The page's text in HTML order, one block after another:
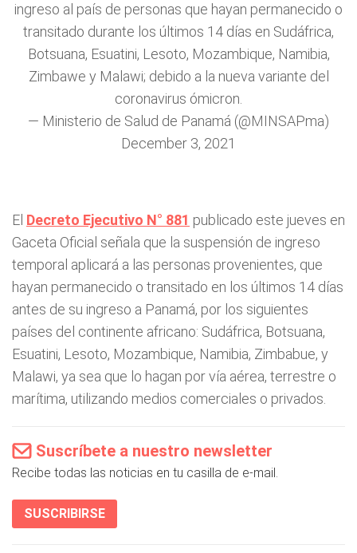
ingreso al país de personas que hayan permanecido o
transitado durante los últimos 14 días en Sudáfrica,
Botsuana, Esuatini, Lesoto, Mozambique, Namibia,
Zimbawe y Malawi; debido a la nueva variante del
coronavirus ómicron.
— Ministerio de Salud de Panamá (@MINSAPma)
December 3, 2021
El Decreto Ejecutivo N° 881 publicado este jueves en
Gaceta Oficial señala que la suspensión de ingreso
temporal aplicará a las personas provenientes, que
hayan permanecido o transitado en los últimos 14 días
antes de su ingreso a Panamá, por los siguientes
países del continente africano: Sudáfrica, Botsuana,
Esuatini, Lesoto, Mozambique, Namibia, Zimbabue, y
Malawi, ya sea que lo hagan por vía aérea, terrestre o
marítima, utilizando medios comerciales o privados.
Suscríbete a nuestro newsletter
Recibe todas las noticias en tu casilla de e-mail.
SUSCRIBIRSE